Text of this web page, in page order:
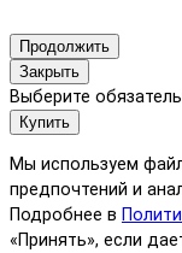
Продолжить
Закрыть
Выберите
Купить
Мы используем
предпочтений и
Подробнее в
«Принять», если